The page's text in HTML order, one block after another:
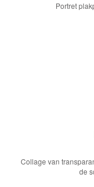
Portret
Collage van
de